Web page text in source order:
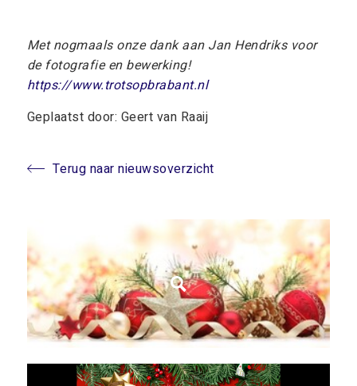
Met nogmaals onze dank aan Jan Hendriks voor
de fotografie en bewerking!
https://www.trotsopbrabant.nl
Geplaatst door: Geert van Raaij
Terug naar nieuwsoverzicht